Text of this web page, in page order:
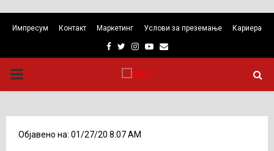
Импресум Контакт Маркетинг Услови за преземање Кариера
Facebook
TwitterInstagram
Youtube
Email
PRIMARY
Објавено на: 01/27/20 8:07 AM